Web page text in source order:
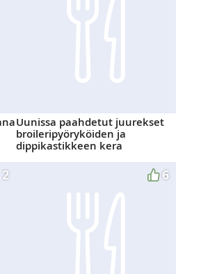
Uunissa paahdetut juurekset
broileripyöryköiden ja
dippikastikkeen kera
2 6